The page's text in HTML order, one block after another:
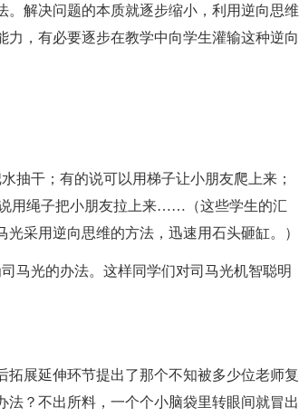
解决问题的本质就逐步缩小，利用逆向思维
，有必要逐步在教学中向学生灌输这种逆向
干；有的说可以用梯子让小朋友爬上来；
用绳子把小朋友拉上来……（这些学生的汇
采用逆向思维的方法，迅速用石头砸缸。）
光的办法。这样同学们对司马光机智聪明
展延伸环节提出了那个不知被多少位老师复
？不出所料，一个个小脑袋里转眼间就冒出